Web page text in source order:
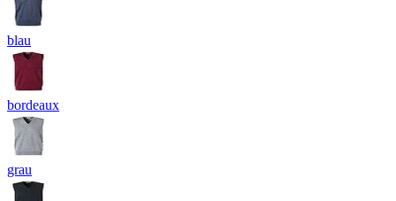
blau
bordeaux
grau